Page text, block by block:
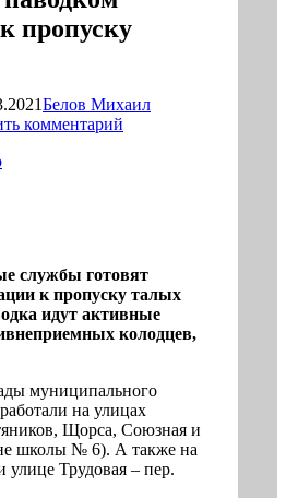
пропуску
Белов Михаил
комментарий
службы готовят
к пропуску талых
идут активные
колодцев,
муниципального
на улицах
Щорса, Союзная и
школы № 6). А также на
Трудовая – пер.